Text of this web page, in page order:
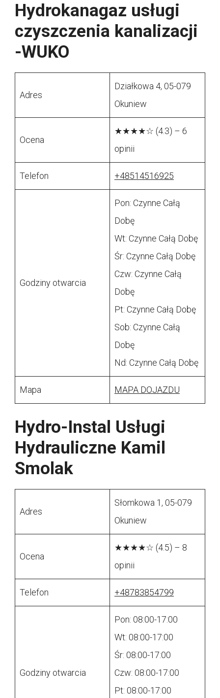
Hydrokanagaz usługi
czyszczenia kanalizacji
-WUKO
Adres
Działkowa 4, 05-079
Okuniew
Ocena
★★★★☆ (4.3) – 6
opinii
Telefon +48514516925
Godziny otwarcia
Pon: Czynne Całą
Dobę
Wt: Czynne Całą Dobę
Śr: Czynne Całą Dobę
Czw: Czynne Całą
Dobę
Pt: Czynne Całą Dobę
Sob: Czynne Całą
Dobę
Nd: Czynne Całą Dobę
Mapa MAPA DOJAZDU
Hydro-Instal Usługi
Hydrauliczne Kamil
Smolak
Adres
Słomkowa 1, 05-079
Okuniew
Ocena
★★★★☆ (4.5) – 8
opinii
Telefon +48783854799
Godziny otwarcia
Pon: 08:00-17:00
Wt: 08:00-17:00
Śr: 08:00-17:00
Czw: 08:00-17:00
Pt: 08:00-17:00